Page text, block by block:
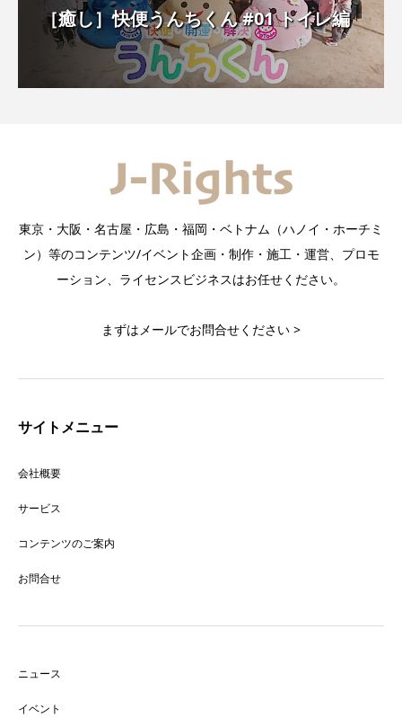
［癒し］快便うんちくん #01 トイレ編
東京・大阪・名古屋・広島・福岡・ベトナム（ハノイ・ホーチミ
ン）等のコンテンツ/イベント企画・制作・施工・運営、プロモ
ーション、ライセンスビジネスはお任せください。
まずはメールでお問合せください >
サイトメニュー
会社概要
サービス
コンテンツのご案内
お問合せ
ニュース
イベント